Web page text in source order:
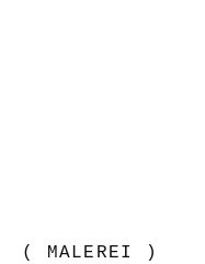
( MALEREI )